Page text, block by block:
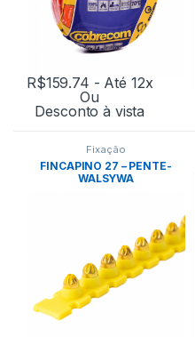
R$159.74 - Até 12x
Ou
Desconto à vista
Fixação
FINCAPINO 27 – PENTE-
WALSYWA